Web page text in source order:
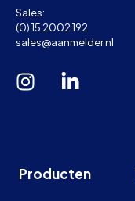
Sales:
(0) 15 2002 192
sales@aanmelder.nl
Producten